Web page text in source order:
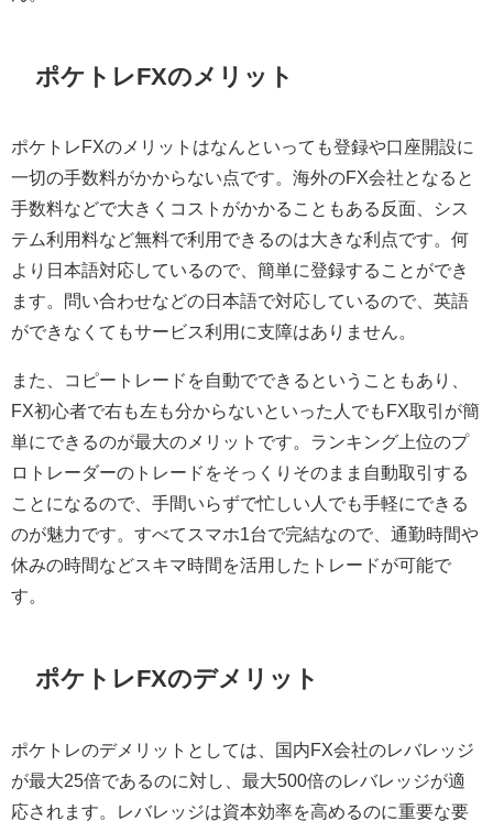
ポケトレFXのメリット
ポケトレFXのメリットはなんといっても登録や口座開設に
一切の手数料がかからない点です。海外のFX会社となると
手数料などで大きくコストがかかることもある反面、シス
テム利用料など無料で利用できるのは大きな利点です。何
より日本語対応しているので、簡単に登録することができ
ます。問い合わせなどの日本語で対応しているので、英語
ができなくてもサービス利用に支障はありません。
また、コピートレードを自動でできるということもあり、
FX初心者で右も左も分からないといった人でもFX取引が簡
単にできるのが最大のメリットです。ランキング上位のプ
ロトレーダーのトレードをそっくりそのまま自動取引する
ことになるので、手間いらずで忙しい人でも手軽にできる
のが魅力です。すべてスマホ1台で完結なので、通勤時間や
休みの時間などスキマ時間を活用したトレードが可能で
す。
ポケトレFXのデメリット
ポケトレのデメリットとしては、国内FX会社のレバレッジ
が最大25倍であるのに対し、最大500倍のレバレッジが適
応されます。レバレッジは資本効率を高めるのに重要な要